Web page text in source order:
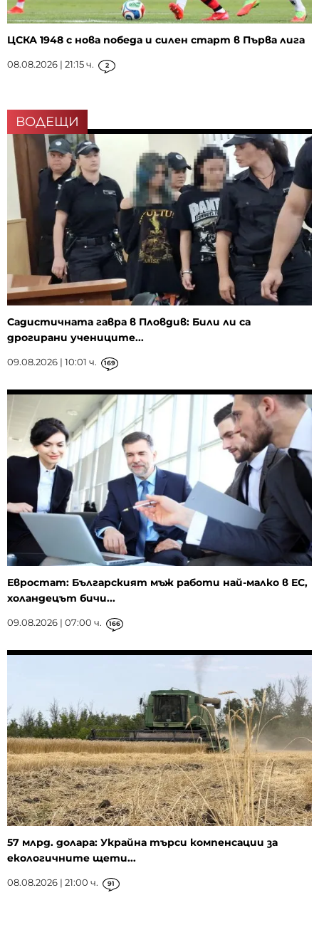
ЦСКА 1948 с нова победа и силен старт в Първа лига
08.08.2026 | 21:15 ч. 2
ВОДЕЩИ
Садистичната гавра в Пловдив: Били ли са
дрогирани учениците...
09.08.2026 | 10:01 ч. 169
Евростат: Българският мъж работи най-малко в ЕС,
холандецът бичи...
09.08.2026 | 07:00 ч. 166
57 млрд. долара: Украйна търси компенсации за
екологичните щети...
08.08.2026 | 21:00 ч. 91